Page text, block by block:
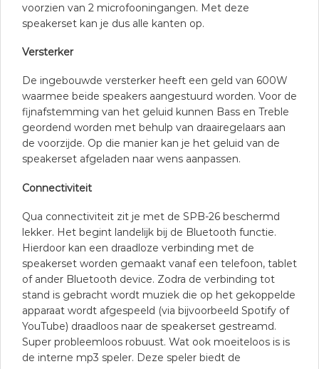
voorzien van 2 microfooningangen. Met deze
speakerset kan je dus alle kanten op.
Versterker
De ingebouwde versterker heeft een geld van 600W
waarmee beide speakers aangestuurd worden. Voor de
fijnafstemming van het geluid kunnen Bass en Treble
geordend worden met behulp van draairegelaars aan
de voorzijde. Op die manier kan je het geluid van de
speakerset afgeladen naar wens aanpassen.
Connectiviteit
Qua connectiviteit zit je met de SPB-26 beschermd
lekker. Het begint landelijk bij de Bluetooth functie.
Hierdoor kan een draadloze verbinding met de
speakerset worden gemaakt vanaf een telefoon, tablet
of ander Bluetooth device. Zodra de verbinding tot
stand is gebracht wordt muziek die op het gekoppelde
apparaat wordt afgespeeld (via bijvoorbeeld Spotify of
YouTube) draadloos naar de speakerset gestreamd.
Super probleemloos robuust. Wat ook moeiteloos is is
de interne mp3 speler. Deze speler biedt de